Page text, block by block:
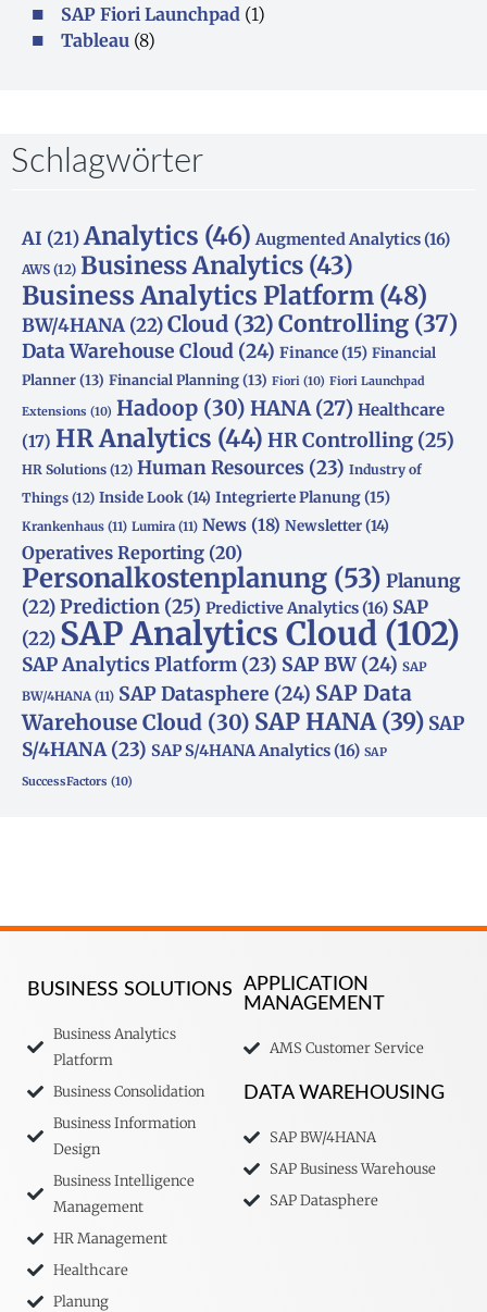
SAP Fiori Launchpad (1)
Tableau (8)
Schlagwörter
AI (21) Analytics (46) Augmented Analytics(16)
AWS (12) Business Analytics (43)
Business Analytics Platform (48)
BW/4HANA (22)Cloud (32) Controlling (37)
Data Warehouse Cloud (24) Finance(15) Financial
Planner(13) Financial Planning(13) Fiori (10) Fiori Launchpad
Extensions (10) Hadoop (30) HANA (27) Healthcare
(17) HR Analytics (44) HR Controlling (25)
HR Solutions (12) Human Resources (23) Industry of
Things (12) Inside Look(14) Integrierte Planung(15)
Krankenhaus (11) Lumira (11) News (18) Newsletter(14)
Operatives Reporting (20)
Personalkostenplanung (53) Planung
(22)Prediction (25) Predictive Analytics(16) SAP
(22) SAP Analytics Cloud (102)
SAP Analytics Platform (23) SAP BW(24) SAP
BW/4HANA (11) SAP Datasphere (24) SAP Data
Warehouse Cloud (30) SAP HANA(39) SAP
S/4HANA(23) SAP S/4HANA Analytics(16) SAP
SuccessFactors (10)
BUSINESS SOLUTIONS
Business Analytics
Platform
Business Consolidation
Business Information
Design
Business Intelligence
Management
HR Management
Healthcare
Planung
APPLICATION
MANAGEMENT
AMS Customer Service
DATA WAREHOUSING
SAP BW/4HANA
SAP Business Warehouse
SAP Datasphere